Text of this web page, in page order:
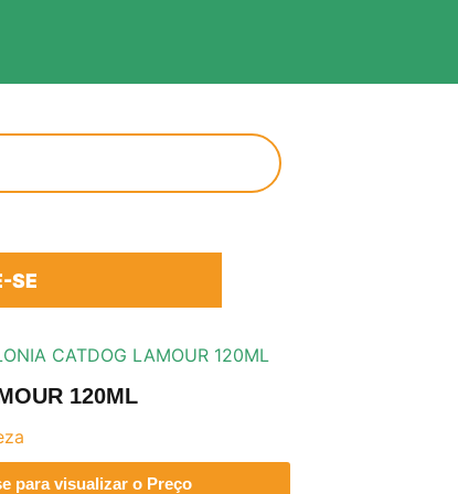
SE
CATDOG LAMOUR 120ML
120ML
para visualizar o Preço